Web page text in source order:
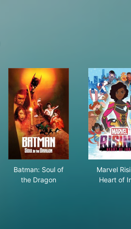
Batman: Soul of
the Dragon
Marvel
Heart of